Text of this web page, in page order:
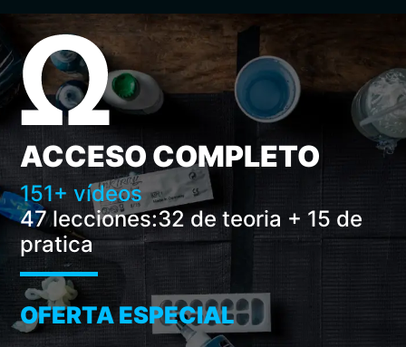
ACCESO COMPLETO
151+ vídeos
47 lecciones:32 de teoria + 15 de
pratica
OFERTA ESPECIAL